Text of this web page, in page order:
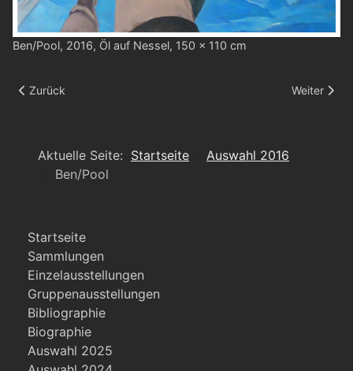
Ben/Pool, 2016, Öl auf Nessel, 150 x 110 cm
Vorheriger Beitrag: Hundi (neu)
Zurück Nächster
Weiter
Aktuelle Seite: Startseite
Auswahl 2016
Ben/Pool
Startseite
Sammlungen
Einzelausstellungen
Gruppenausstellungen
Bibliographie
Biographie
Auswahl 2025